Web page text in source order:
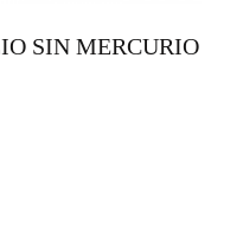
SIN MERCURIO